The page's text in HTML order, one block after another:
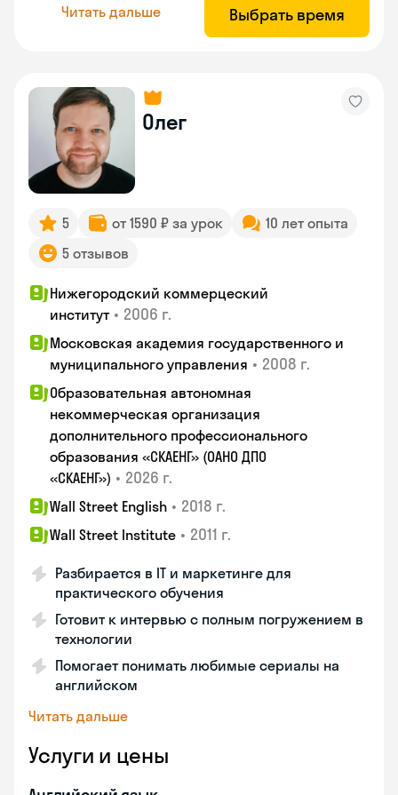
Читать дальше Выбрать время
Олег
5 от 1590 ₽ за урок
10 лет опыта
5 отзывов
Нижегородский коммерцеский
институт • 2006 г.
Московская академия государственного и
муниципального управления • 2008 г.
Образовательная автономная
некоммерческая организация
дополнительного профессионального
образования «СКАЕНГ» (ОАНО ДПО
«СКАЕНГ») • 2026 г.
Wall Street English • 2018 г.
Wall Street Institute • 2011 г.
Разбирается в IT и маркетинге для
практического обучения
Готовит к интервью с полным погружением в
технологии
Помогает понимать любимые сериалы на
английском
Читать дальше
Услуги и цены